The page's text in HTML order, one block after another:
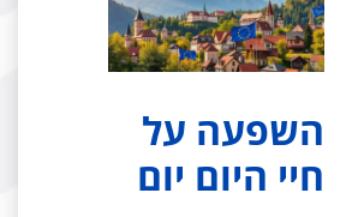
השפעה על
חיי היום יום